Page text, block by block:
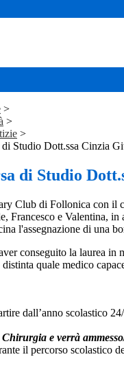
>
>
>
di Studio Dott.ssa Cinzia
di Studio
Club di Follonica con il
Francesco e Valentina, in
l'assegnazione di una
conseguito la laurea in
quale medico
dall’anno scolastico
e verrà
il percorso scolastico